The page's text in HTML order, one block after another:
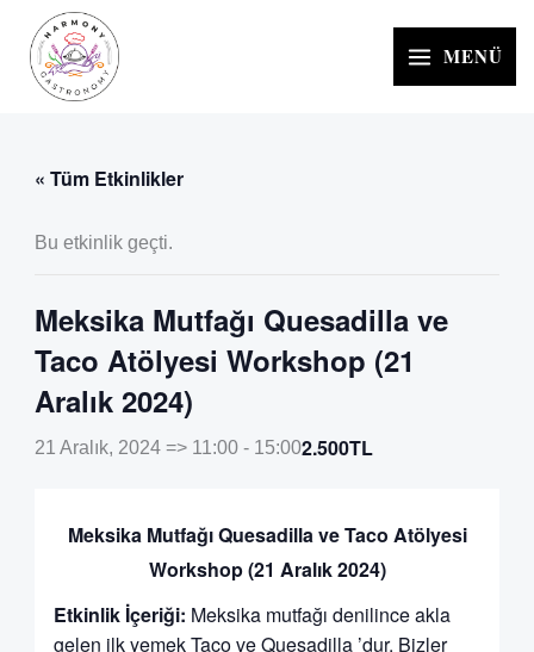
İçeriğe
MENÜ
« Tüm Etkinlikler
Bu etkinlik geçti.
Meksika Mutfağı Quesadilla ve
Taco Atölyesi Workshop (21
Aralık 2024)
21 Aralık, 2024 => 11:00- 15:002.500TL
Meksika Mutfağı Quesadilla ve Taco Atölyesi
Workshop (21 Aralık 2024)
Etkinlik İçeriği: Meksika mutfağı denilince akla
gelen ilk yemek Taco ve Quesadilla ’dur. Bizler